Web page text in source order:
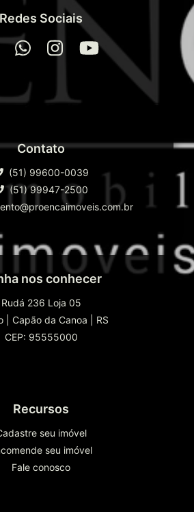
Redes Sociais
Contato
(51) 99600-0039
(51) 99947-2500
nos conhecer
Rudá 236 Loja 05
Capão da Canoa
RS
CEP: 95555000
Recursos
seu imóvel
seu imóvel
Fale conosco